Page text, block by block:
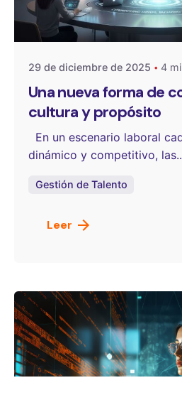
Publicado por
OneSelect
29 de diciembre de 2025 4
Una nueva forma de
cultura y propósito
En un escenario laboral
dinámico y competitivo,
Gestión de Talento
Leer